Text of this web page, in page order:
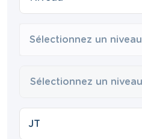
Sélectionnez un niveau